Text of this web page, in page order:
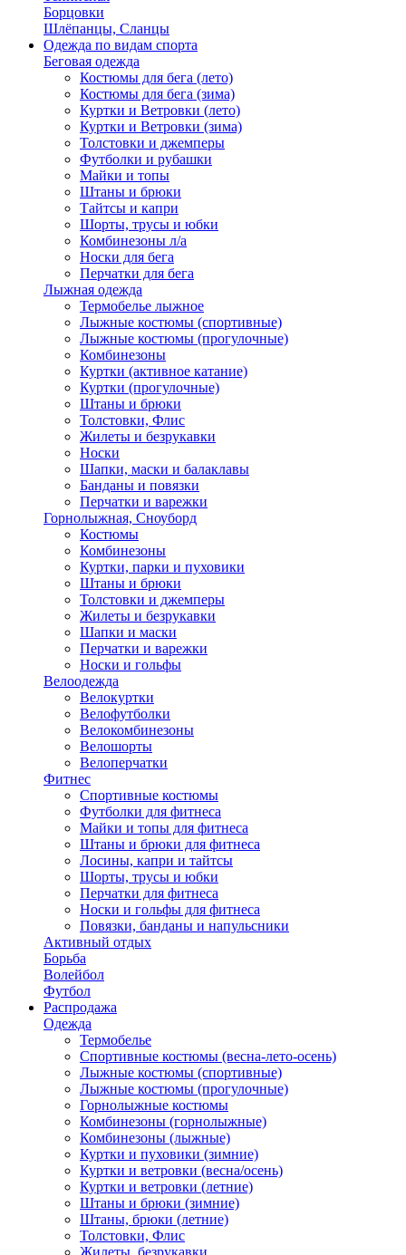
Борцовки
Шлёпанцы, Сланцы
Одежда по видам спорта
Беговая одежда
Костюмы для бега (лето)
Костюмы для бега (зима)
Куртки и Ветровки (лето)
Куртки и Ветровки (зима)
Толстовки и джемперы
Футболки и рубашки
Майки и топы
Штаны и брюки
Тайтсы и капри
Шорты, трусы и юбки
Комбинезоны л/а
Носки для бега
Перчатки для бега
Лыжная одежда
Термобелье лыжное
Лыжные костюмы (спортивные)
Лыжные костюмы (прогулочные)
Комбинезоны
Куртки (активное катание)
Куртки (прогулочные)
Штаны и брюки
Толстовки, Флис
Жилеты и безрукавки
Носки
Шапки, маски и балаклавы
Банданы и повязки
Перчатки и варежки
Горнолыжная, Сноуборд
Костюмы
Комбинезоны
Куртки, парки и пуховики
Штаны и брюки
Толстовки и джемперы
Жилеты и безрукавки
Шапки и маски
Перчатки и варежки
Носки и гольфы
Велоодежда
Велокуртки
Велофутболки
Велокомбинезоны
Велошорты
Велоперчатки
Фитнес
Спортивные костюмы
Футболки для фитнеса
Майки и топы для фитнеса
Штаны и брюки для фитнеса
Лосины, капри и тайтсы
Шорты, трусы и юбки
Перчатки для фитнеса
Носки и гольфы для фитнеса
Повязки, банданы и напульсники
Активный отдых
Борьба
Волейбол
Футбол
Распродажа
Одежда
Термобелье
Спортивные костюмы (весна-лето-осень)
Лыжные костюмы (спортивные)
Лыжные костюмы (прогулочные)
Горнолыжные костюмы
Комбинезоны (горнолыжные)
Комбинезоны (лыжные)
Куртки и пуховики (зимние)
Куртки и ветровки (весна/осень)
Куртки и ветровки (летние)
Штаны и брюки (зимние)
Штаны, брюки (летние)
Толстовки, Флис
Жилеты, безрукавки